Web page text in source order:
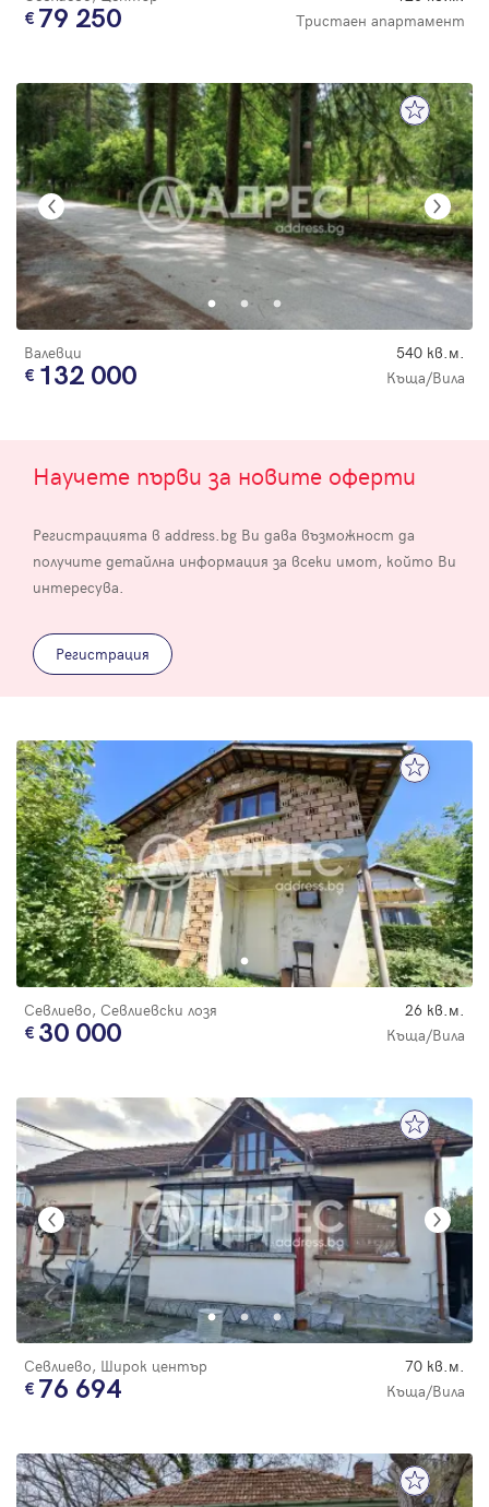
79 250 Тристаен апартамент
Валевци 540 кв.м.
132 000 Къща/Вила
Научете първи за новите оферти
Регистрацията в address.bg Ви дава възможност да
получите детайлна информация за всеки имот, който Ви
интересува.
Регистрация
Севлиево, Севлиевски лозя 26 кв.м.
30 000 Къща/Вила
Севлиево, Широк център 70 кв.м.
76 694 Къща/Вила